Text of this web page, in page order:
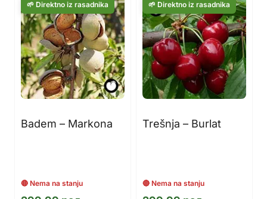
Badem – Markona Trešnja – Burlat